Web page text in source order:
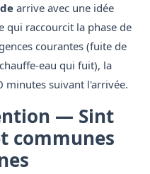
arrive avec une idée
qui raccourcit la phase de
courantes (fuite de
eau qui fuit), la
minutes suivant l'arrivée.
— Sint
communes